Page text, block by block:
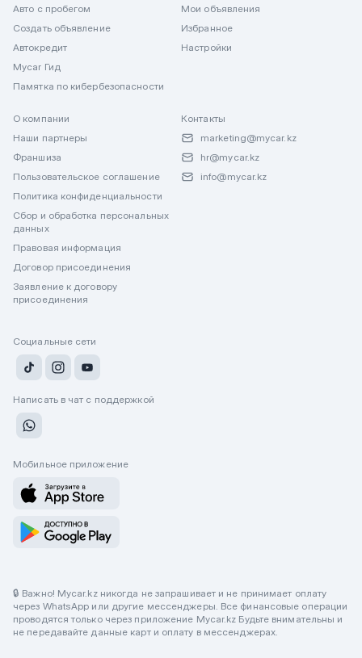
Авто с пробегом
Создать объявление
Автокредит
Mycar Гид
Памятка по кибербезопасности
Мои объявления
Избранное
Настройки
О компании
Наши партнеры
Франшиза
Пользовательское соглашение
Политика конфиденциальности
Сбор и обработка персональных
данных
Правовая информация
Договор присоединения
Заявление к договору
присоединения
Контакты
marketing@mycar.kz
hr@mycar.kz
info@mycar.kz
Социальные сети
Написать в чат с поддержкой
Мобильное приложение
🔒 Важно! Mycar.kz никогда не запрашивает и не принимает оплату
через WhatsApp или другие мессенджеры. Все финансовые операции
проводятся только через приложение Mycar.kz Будьте внимательны и
не передавайте данные карт и оплату в мессенджерах.